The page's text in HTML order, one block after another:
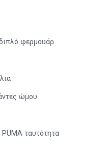
φερμουάρ
ώμου
ταυτότητα